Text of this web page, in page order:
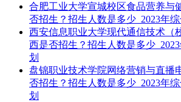
合肥工业大学宣城校区食品营养与
否招生？招生人数是多少_2023年
西安信息职业大学现代通信技术（
西是否招生？招生人数是多少
划
盘锦职业技术学院网络营销与直播
否招生？招生人数是多少_2023年
划